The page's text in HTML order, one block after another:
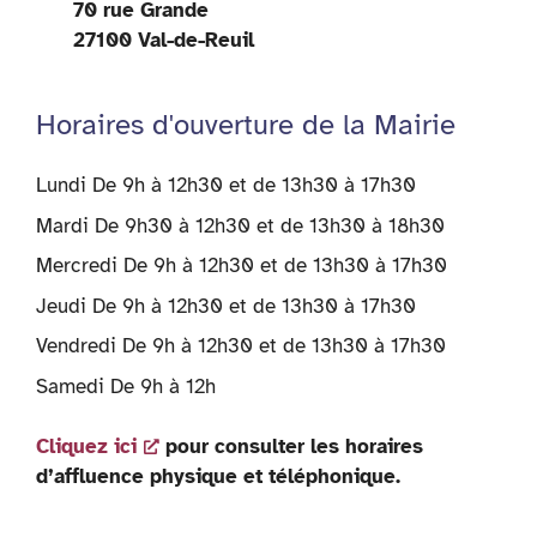
70 rue Grande
27100 Val-de-Reuil
Horaires d'ouverture de la Mairie
Lundi De 9h à 12h30 et de 13h30 à 17h30
Mardi De 9h30 à 12h30 et de 13h30 à 18h30
Mercredi De 9h à 12h30 et de 13h30 à 17h30
Jeudi De 9h à 12h30 et de 13h30 à 17h30
Vendredi De 9h à 12h30 et de 13h30 à 17h30
Samedi De 9h à 12h
Cliquez ici
pour consulter les horaires
d’affluence physique et téléphonique.